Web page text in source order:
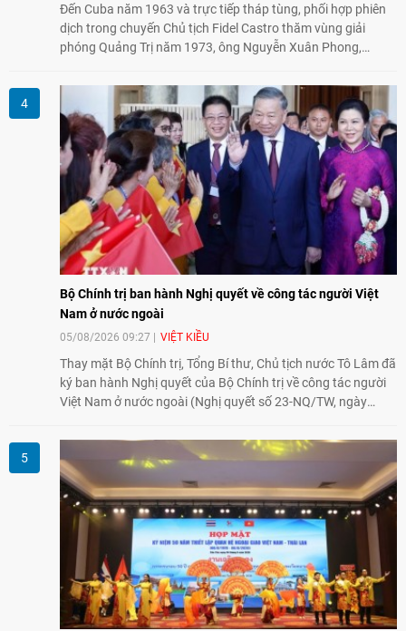
Đến Cuba năm 1963 và trực tiếp tháp tùng, phối hợp phiên
dịch trong chuyến Chủ tịch Fidel Castro thăm vùng giải
phóng Quảng Trị năm 1973, ông Nguyễn Xuân Phong,
hình ảnh không phai về người bạn lớn thủy chung, tận tụy
của nhân dân Việt Nam.
Bộ Chính trị ban hành Nghị quyết về công tác người Việt
Nam ở nước ngoài
05/08/2026 09:27 VIỆT KIỀU
Thay mặt Bộ Chính trị, Tổng Bí thư, Chủ tịch nước Tô Lâm đã
ký ban hành Nghị quyết của Bộ Chính trị về công tác người
Việt Nam ở nước ngoài (Nghị quyết số 23-NQ/TW, ngày